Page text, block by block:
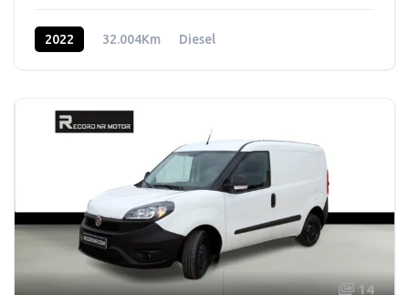
2022 32.004Km Diesel
14